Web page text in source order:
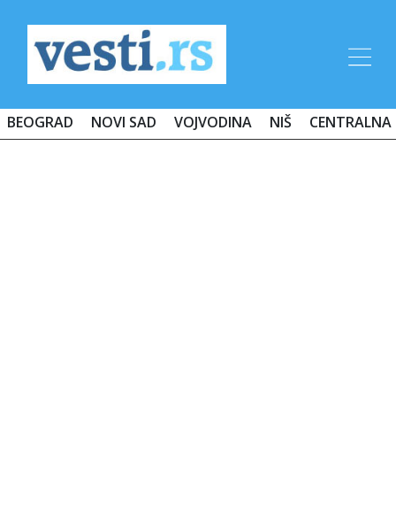
BEOGRAD NOVI SAD VOJVODINA NIŠ CENTRALNA